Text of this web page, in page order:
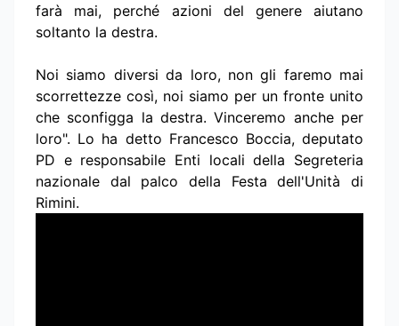
farà mai, perché azioni del genere aiutano
soltanto la destra.
Noi siamo diversi da loro, non gli faremo mai
scorrettezze così, noi siamo per un fronte unito
che sconfigga la destra. Vinceremo anche per
loro". Lo ha detto Francesco Boccia, deputato
PD e responsabile Enti locali della Segreteria
nazionale dal palco della Festa dell'Unità di
Rimini.